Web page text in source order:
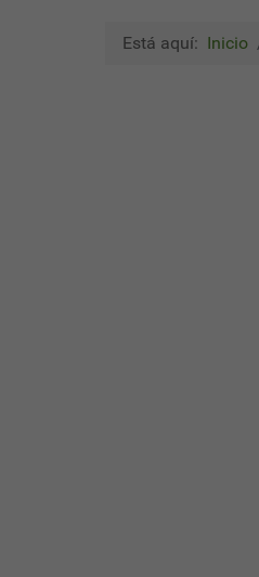
Está aquí: Inicio